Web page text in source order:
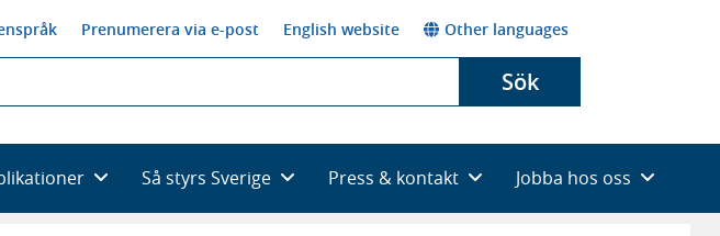
Prenumerera via e-post English website Other languages
Sök
Så styrs Sverige Press & kontakt Jobba hos oss